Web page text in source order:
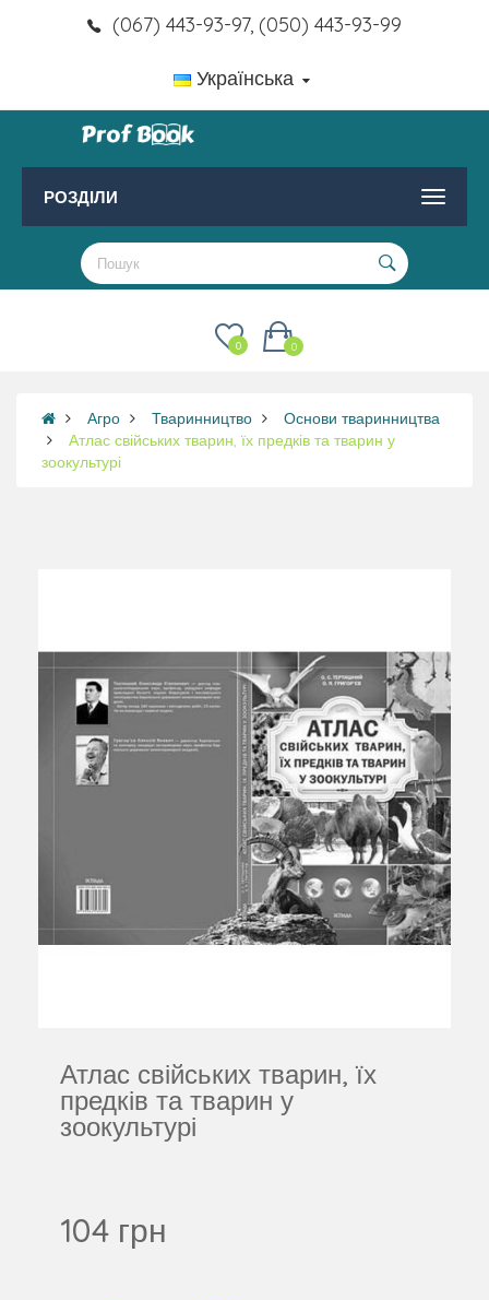
(067) 443-93-97, (050) 443-93-99
Українська
РОЗДІЛИ
0
0
Агро Тваринництво
Основи тваринництва
Атлас свійських тварин, їх предків та тварин у
зоокультурі
Атлас свійських тварин, їх
предків та тварин у
зоокультурі
104 грн